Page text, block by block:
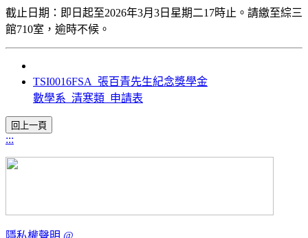
截止日期：即日起至2026年3月3日星期二17時止。請繳至綜三
館710室，逾時不候。
TSI0016FSA_張百青先生紀念獎學金
數學系_清寒類_申請表
:::